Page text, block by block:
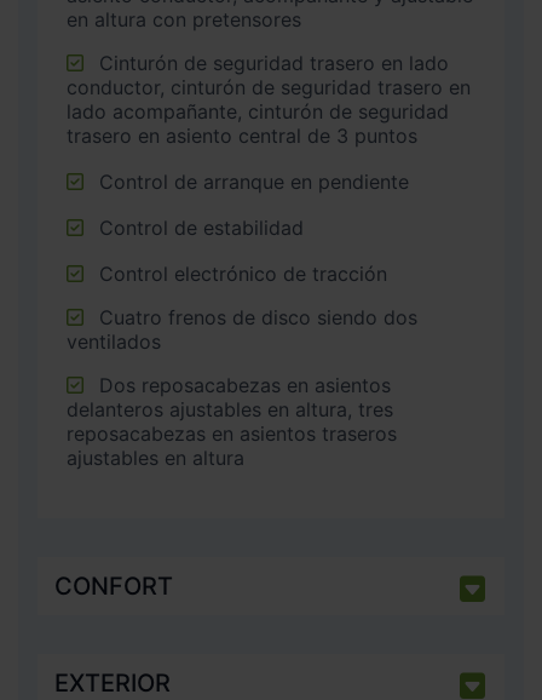
en altura con pretensores
conductor, cinturón de seguridad trasero en
lado acompañante, cinturón de seguridad
trasero en asiento central de 3 puntos
Control de arranque en pendiente
Control de estabilidad
Control electrónico de tracción
ventilados
delanteros ajustables en altura, tres
reposacabezas en asientos traseros
ajustables en altura
CONFORT
EXTERIOR